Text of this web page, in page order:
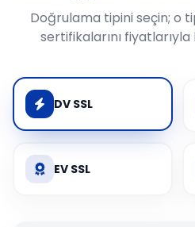
Doğrulama tipini seçin; o
sertifikalarını fiyatlarıyla
DV SSL
EV SSL